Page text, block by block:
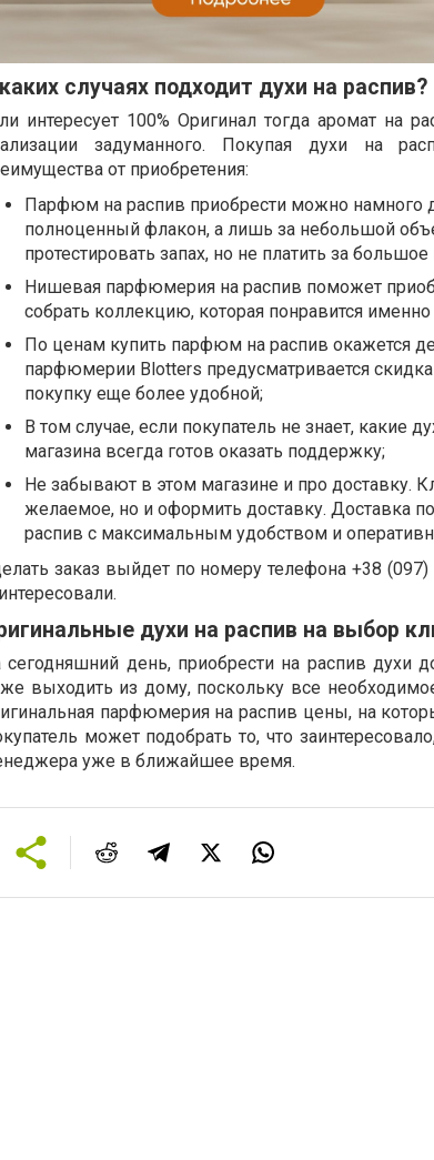
случаях подходит духи на распив?
интересует 100% Оригинал тогда аромат на
задуманного. Покупая духи на
от приобретения:
Парфюм на распив приобрести можно намного
полноценный флакон, а лишь за небольшой
протестировать запах, но не платить за
Нишевая парфюмерия на распив поможет
собрать коллекцию, которая понравится
По ценам купить парфюм на распив окажется
парфюмерии Blotters предусматривается скидка
покупку еще более удобной;
В том случае, если покупатель не знает, какие
магазина всегда готов оказать поддержку;
Не забывают в этом магазине и про доставку.
желаемое, но и оформить доставку. Доставка
распив с максимальным удобством и
заказ выйдет по номеру телефона +38
духи на распив на выбор
сегодняшний день, приобрести на распив духи
выходить из дому, поскольку все
парфюмерия на распив цены, на
может подобрать то, что
уже в ближайшее время.